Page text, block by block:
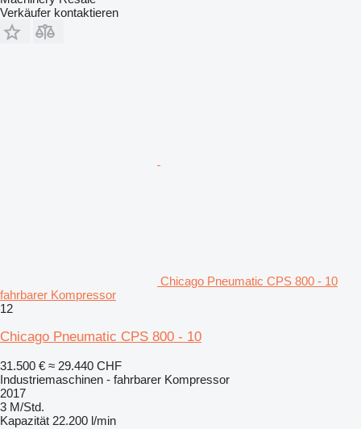
Verkäufer kontaktieren
Chicago Pneumatic CPS 800 - 10
fahrbarer Kompressor
12
Chicago Pneumatic CPS 800 - 10
31.500 € ≈ 29.440 CHF
Industriemaschinen - fahrbarer Kompressor
2017
3 M/Std.
Kapazität 22.200 l/min